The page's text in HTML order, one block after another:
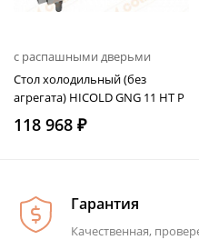
с распашными дверьми
Стол холодильный (без
агрегата) HICOLD GNG 11 HT P
118 968 ₽
Гарантия
Качественная,